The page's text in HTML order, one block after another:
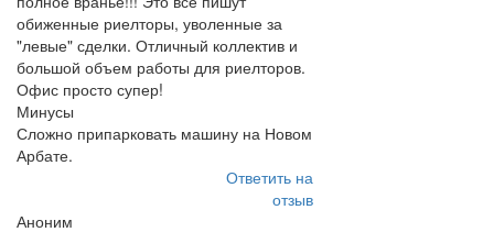
обиженные риелторы, уволенные за
"левые" сделки. Отличный коллектив и
большой объем работы для риелторов.
Офис просто супер!
Минусы
Сложно припарковать машину на Новом
Арбате.
Ответить на
отзыв
Аноним